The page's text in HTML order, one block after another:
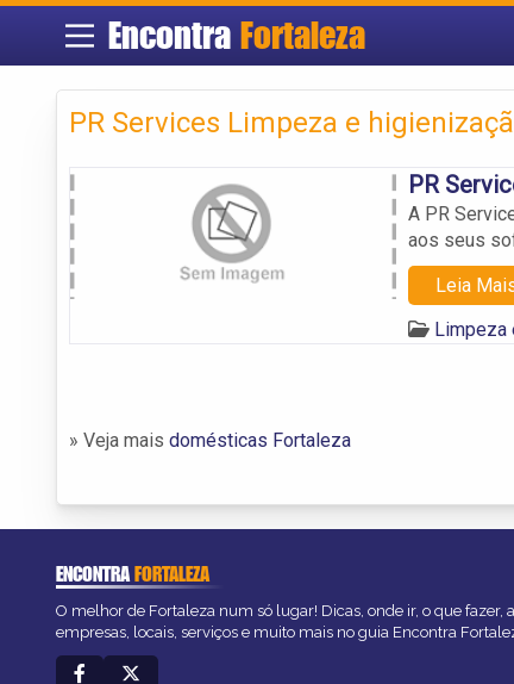
Encontra Fortaleza
PR Services Limpeza e
PR
A PR
aos seus
Leia
Limpeza
» Veja mais domésticas Fortaleza
ENCONTRAFORTALEZA
O melhor de Fortaleza num só lugar! Dicas, onde ir, o que fazer,
empresas, locais, serviços e muito mais no guia Encontra